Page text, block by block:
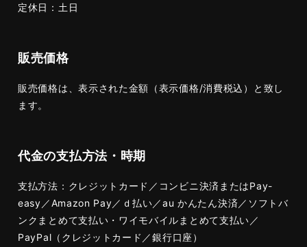
定休日：土日
販売価格
販売価格は、表示された金額（表示価格/消費税込）と致し
ます。
代金の支払方法・時期
支払方法：クレジットカード／コンビニ決済またはPay-
easy／Amazon Pay／ｄ払い／au かんたん決済／ソフトバ
ンクまとめて支払い・ワイモバイルまとめて支払い／
PayPal（クレジットカード／銀行口座）